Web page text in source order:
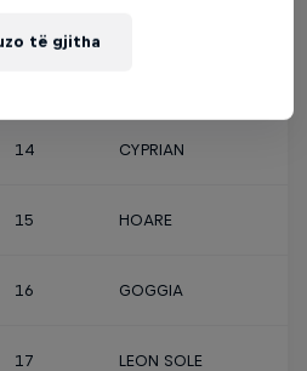
14 CYPRIAN
15 HOARE
16 GOGGIA
17 LEON SOLE
të gjitha